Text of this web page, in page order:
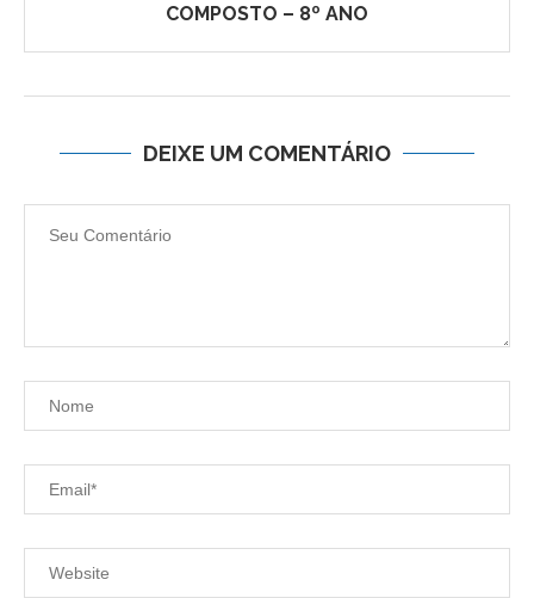
COMPOSTO – 8º ANO
DEIXE UM COMENTÁRIO